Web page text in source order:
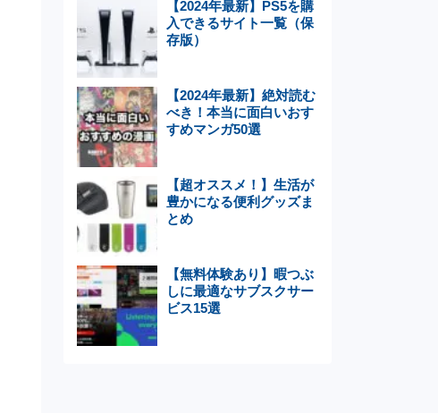
【2024年最新】PS5を購
入できるサイト一覧（保
存版）
【2024年最新】絶対読む
べき！本当に面白いおす
すめマンガ50選
【超オススメ！】生活が
豊かになる便利グッズま
とめ
【無料体験あり】暇つぶ
しに最適なサブスクサー
ビス15選